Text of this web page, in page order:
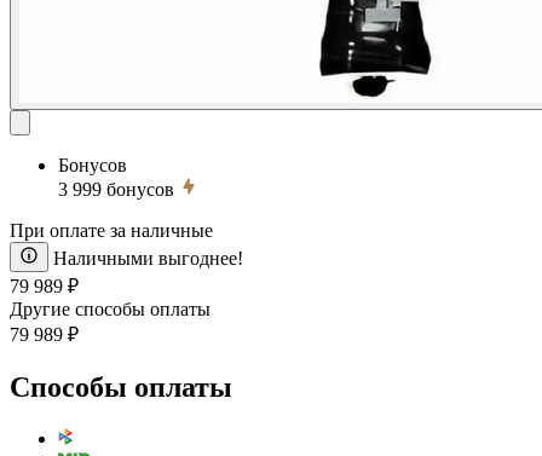
Бонусов
3 999 бонусов
При оплате за наличные
Наличными выгоднее!
79 989 ₽
Другие способы оплаты
79 989 ₽
Способы оплаты